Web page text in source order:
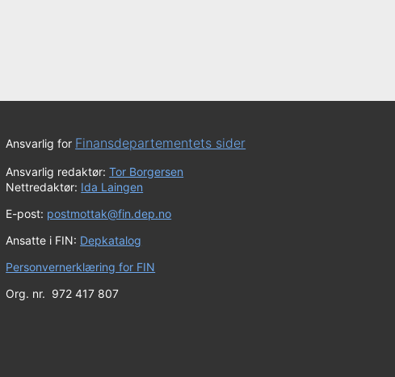
Ansvarlig for Finansdepartementets sider
Ansvarlig redaktør:Tor Borgersen
Nettredaktør: Ida Laingen
E-post: postmottak@fin.dep.no
Ansatte i FIN: Depkatalog
Personvernerklæring for FIN
Org. nr. 972 417 807